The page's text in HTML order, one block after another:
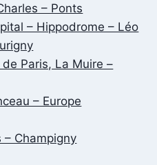
– Ponts
– Hippodrome – Léo
Paris, La Muire –
– Europe
– Champigny